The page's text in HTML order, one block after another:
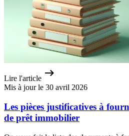
Lire l'article
Mis à jour le 30 avril 2026
Les pièces justificatives à
de prêt immobilier